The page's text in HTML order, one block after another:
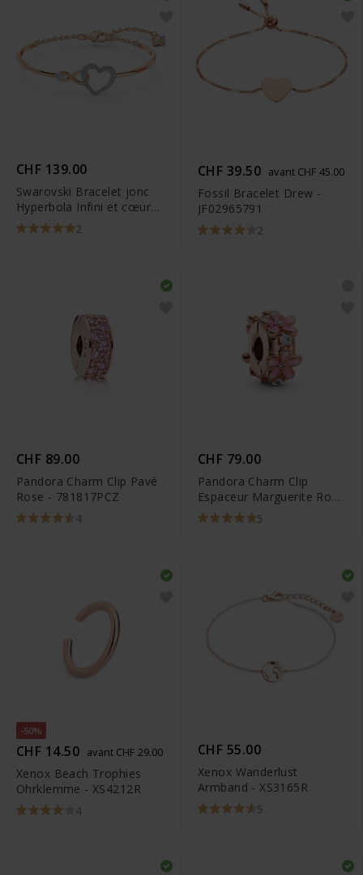
CHF 139.00
Swarovski Bracelet jonc
Hyperbola Infini et cœur
Blanc Finition mix de
métal - 5518869
2
CHF 39.50 avant CHF 45.00
Fossil Bracelet Drew -
JF02965791
2
CHF 89.00
Pandora Charm Clip Pavé
Rose - 781817PCZ
4
CHF 79.00
Pandora Charm Clip
Espaceur Marguerite Rose
- 788809C01
5
-50%
CHF 14.50 avant CHF 29.00
Xenox Beach Trophies
Ohrklemme - XS4212R
4
CHF 55.00
Xenox Wanderlust
Armband - XS3165R
5